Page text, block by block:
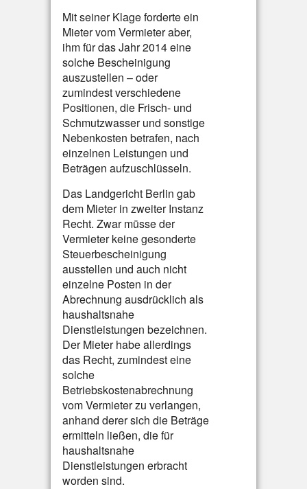
Mit seiner Klage forderte ein
Mieter vom Vermieter aber,
ihm für das Jahr 2014 eine
solche Bescheinigung
auszustellen – oder
zumindest verschiedene
Positionen, die Frisch- und
Schmutzwasser und sonstige
Nebenkosten betrafen, nach
einzelnen Leistungen und
Beträgen aufzuschlüsseln.
Das Landgericht Berlin gab
dem Mieter in zweiter Instanz
Recht. Zwar müsse der
Vermieter keine gesonderte
Steuerbescheinigung
ausstellen und auch nicht
einzelne Posten in der
Abrechnung ausdrücklich als
haushaltsnahe
Dienstleistungen bezeichnen.
Der Mieter habe allerdings
das Recht, zumindest eine
solche
Betriebskostenabrechnung
vom Vermieter zu verlangen,
anhand derer sich die Beträge
ermitteln ließen, die für
haushaltsnahe
Dienstleistungen erbracht
worden sind.